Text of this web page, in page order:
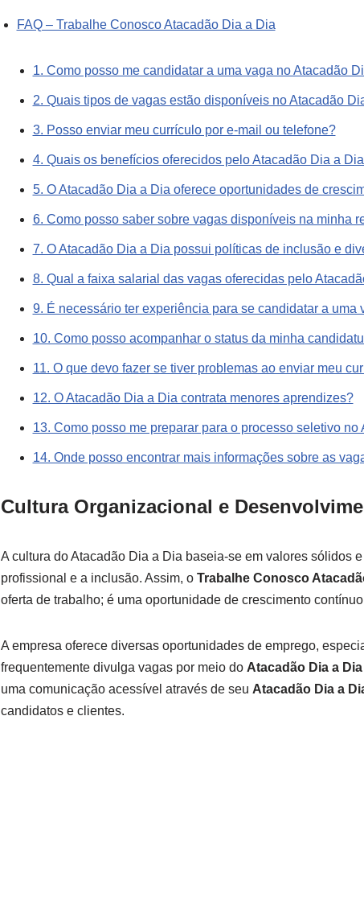
FAQ – Trabalhe Conosco Atacadão Dia a Dia
1. Como posso me candidatar a uma vaga no Atacadão
2. Quais tipos de vagas estão disponíveis no Atacadão
3. Posso enviar meu currículo por e-mail ou telefone?
4. Quais os benefícios oferecidos pelo Atacadão Dia a
5. O Atacadão Dia a Dia oferece oportunidades de
6. Como posso saber sobre vagas disponíveis na minha
7. O Atacadão Dia a Dia possui políticas de inclusão e
8. Qual a faixa salarial das vagas oferecidas pelo
9. É necessário ter experiência para se candidatar a uma
10. Como posso acompanhar o status da minha
11. O que devo fazer se tiver problemas ao enviar meu
12. O Atacadão Dia a Dia contrata menores aprendizes?
13. Como posso me preparar para o processo seletivo no
14. Onde posso encontrar mais informações sobre as
Cultura Organizacional e
A cultura do Atacadão Dia a Dia baseia-se em valores sólidos
profissional e a inclusão. Assim, o Trabalhe Conosco
oferta de trabalho; é uma oportunidade de crescimento
A empresa oferece diversas oportunidades de emprego,
frequentemente divulga vagas por meio do Atacadão Dia a Dia
uma comunicação acessível através de seu Atacadão Dia a
candidatos e clientes.